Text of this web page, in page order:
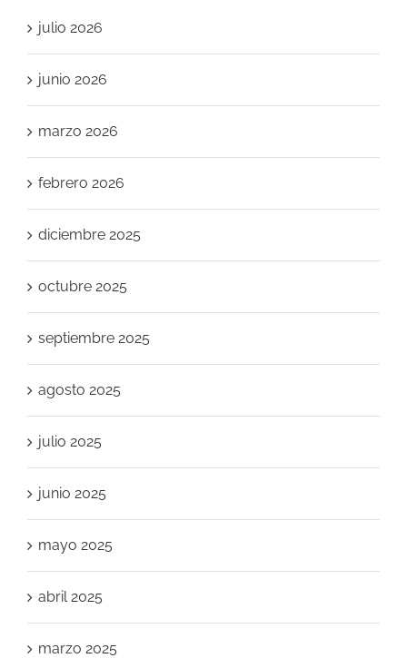
julio 2026
junio 2026
marzo 2026
febrero 2026
diciembre 2025
octubre 2025
septiembre 2025
agosto 2025
julio 2025
junio 2025
mayo 2025
abril 2025
marzo 2025